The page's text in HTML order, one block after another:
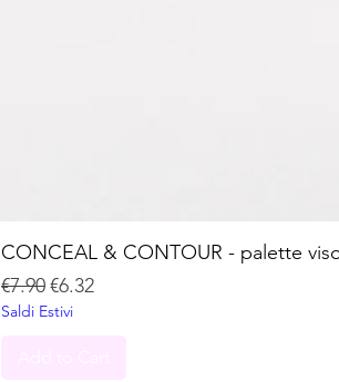
CONCEAL & CONTOUR - palette
Regular Price
€7.90Sale Price
€6.32
Saldi Estivi